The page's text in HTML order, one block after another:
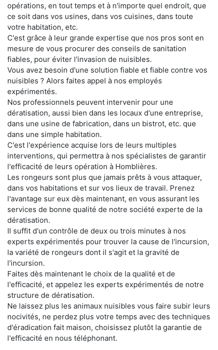
opérations, en tout temps et à n'importe quel endroit, que
ce soit dans vos usines, dans vos cuisines, dans toute
votre habitation, etc.
C'est grâce à leur grande expertise que nos pros sont en
mesure de vous procurer des conseils de sanitation
fiables, pour éviter l'invasion de nuisibles.
Vous avez besoin d'une solution fiable et fiable contre vos
nuisibles ? Alors faites appel à nos employés
expérimentés.
Nos professionnels peuvent intervenir pour une
dératisation, aussi bien dans les locaux d'une entreprise,
dans une usine de fabrication, dans un bistrot, etc. que
dans une simple habitation.
C'est l'expérience acquise lors de leurs multiples
interventions, qui permettra à nos spécialistes de garantir
l'efficacité de leurs opération à Homblières.
Les rongeurs sont plus que jamais prêts à vous attaquer,
dans vos habitations et sur vos lieux de travail. Prenez
l'avantage sur eux dès maintenant, en vous assurant les
services de bonne qualité de notre société experte de la
dératisation.
Il suffit d'un contrôle de deux ou trois minutes à nos
experts expérimentés pour trouver la cause de l'incursion,
la variété de rongeurs dont il s'agit et la gravité de
l'incursion.
Faites dès maintenant le choix de la qualité et de
l'efficacité, et appelez les experts expérimentés de notre
structure de dératisation.
Ne laissez plus les animaux nuisibles vous faire subir leurs
nocivités, ne perdez plus votre temps avec des techniques
d'éradication fait maison, choisissez plutôt la garantie de
l'efficacité en nous téléphonant.